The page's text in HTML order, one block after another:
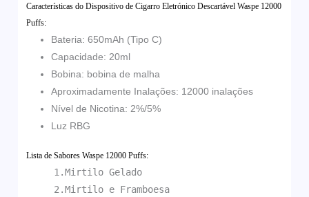
Características do Dispositivo de Cigarro Eletrónico Descartável Waspe 12000
Puffs:
Bateria: 650mAh (Tipo C)
Capacidade: 20ml
Bobina: bobina de malha
Aproximadamente Inalações: 12000 inalações
Nível de Nicotina: 2%/5%
Luz RBG
Lista de Sabores Waspe 12000 Puffs:
1.Mirtilo Gelado
2.Mirtilo e Framboesa